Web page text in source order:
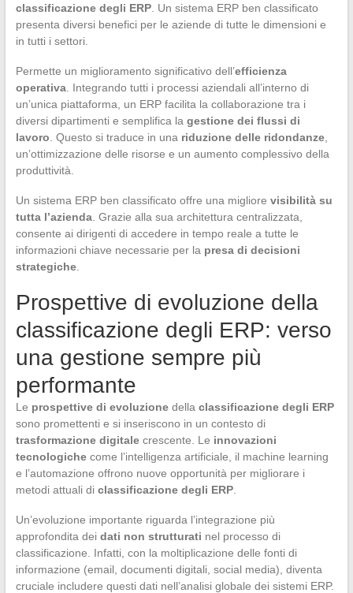
classificazione degli ERP. Un sistema ERP ben classificato
presenta diversi benefici per le aziende di tutte le dimensioni e
in tutti i settori.
Permette un miglioramento significativo dell’efficienza
operativa. Integrando tutti i processi aziendali all’interno di
un’unica piattaforma, un ERP facilita la collaborazione tra i
diversi dipartimenti e semplifica la gestione dei flussi di
lavoro . Questo si traduce in una riduzione delle ridondanze,
un’ottimizzazione delle risorse e un aumento complessivo della
produttività.
Un sistema ERP ben classificato offre una migliore visibilità su
tutta l’azienda. Grazie alla sua architettura centralizzata,
consente ai dirigenti di accedere in tempo reale a tutte le
informazioni chiave necessarie per la presa di decisioni
strategiche.
Prospettive di evoluzione della
classificazione degli ERP: verso
una gestione sempre più
performante
Le prospettive di evoluzionedella classificazione degli ERP
sono promettenti e si inseriscono in un contesto di
trasformazione digitalecrescente. Le innovazioni
tecnologichecome l’intelligenza artificiale, il machine learning
e l’automazione offrono nuove opportunità per migliorare i
metodi attuali di classificazione degli ERP.
Un’evoluzione importante riguarda l’integrazione più
approfondita dei dati non strutturati nel processo di
classificazione. Infatti, con la moltiplicazione delle fonti di
informazione (email, documenti digitali, social media), diventa
cruciale includere questi dati nell’analisi globale dei sistemi ERP.